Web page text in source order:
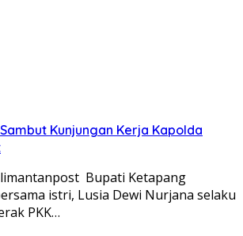
Kunjungan Kerja Kapolda
Bupati Ketapang
istri, Lusia Dewi Nurjana selaku
PKK…